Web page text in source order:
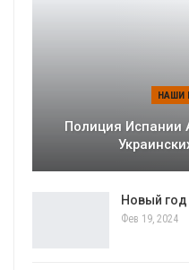
НАШИ
Полиция Испании
Новый
Фев 19, 2024